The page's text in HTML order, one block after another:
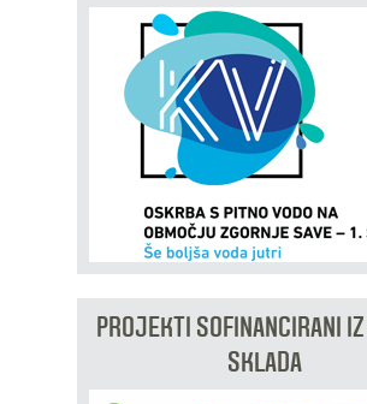
PROJEKTI SOFINANCIRANI
SKLADA